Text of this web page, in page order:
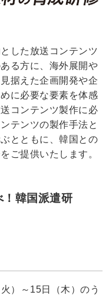
した放送コンテンツ
る方に、海外展開や
据えた企画開発や企
に必要な要素を体感
コンテンツ製作に必
テンツの製作手法と
とともに、韓国との
ご提供いたします。
！韓国派遣研
）～15日（木）のう